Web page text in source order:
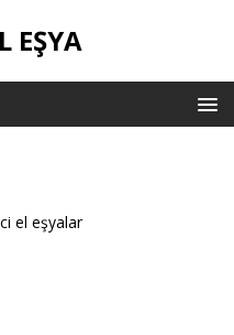
EŞYA
el eşyalar